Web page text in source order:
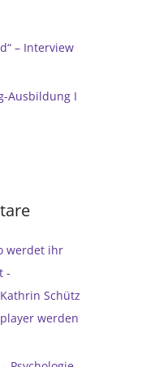
– Interview
Ausbildung I
werdet ihr
-
Schütz
werden